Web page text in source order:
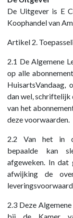
De Uitgever is E
Koophandel van
Artikel 2.
2.1 De Algemene
op alle
HuisartsVandaag,
dan wel,
van het
deze voorwaarden.
2.2 Van het in
bepaalde kan
afgeweken. In dat
afwijking de
2.3 Deze